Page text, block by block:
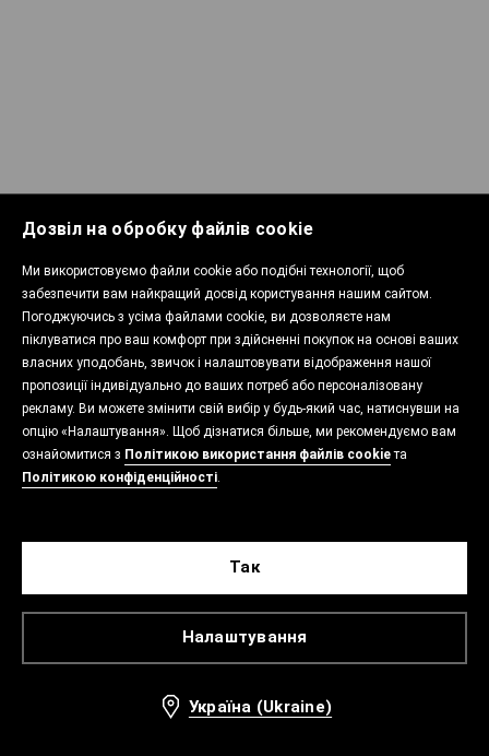
Дозвіл на обробку файлів cookie
Ми використовуємо файли cookie або подібні технології, щоб
забезпечити вам найкращий досвід користування нашим сайтом.
Погоджуючись з усіма файлами cookie, ви дозволяєте нам
піклуватися про ваш комфорт при здійсненні покупок на основі ваших
власних уподобань, звичок і налаштовувати відображення нашої
пропозиції індивідуально до ваших потреб або персоналізовану
рекламу. Ви можете змінити свій вибір у будь-який час, натиснувши на
опцію «Налаштування». Щоб дізнатися більше, ми рекомендуємо вам
ознайомитися з Політикою використання файлів cookieта
Політикою конфіденційності.
Налаштування
Так
Україна (Ukraine)